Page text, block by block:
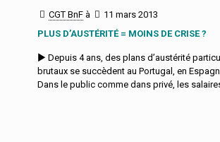
CGT BnF à
11 mars 2013
PLUS D’AUSTÉRITÉ = MOINS DE CRISE ?
► Depuis 4 ans, des plans d’austérité
brutaux se succèdent au Portugal, en
Dans le public comme dans privé, les